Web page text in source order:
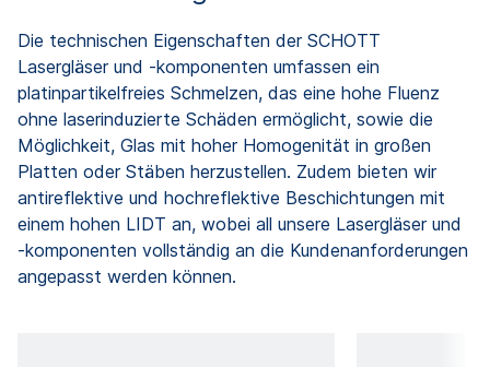
Die technischen Eigenschaften der SCHOTT
Lasergläser und -komponenten umfassen ein
platinpartikelfreies Schmelzen, das eine hohe Fluenz
ohne laserinduzierte Schäden ermöglicht, sowie die
Möglichkeit, Glas mit hoher Homogenität in großen
Platten oder Stäben herzustellen. Zudem bieten wir
antireflektive und hochreflektive Beschichtungen mit
einem hohen LIDT an, wobei all unsere Lasergläser und
-komponenten vollständig an die Kundenanforderungen
angepasst werden können.